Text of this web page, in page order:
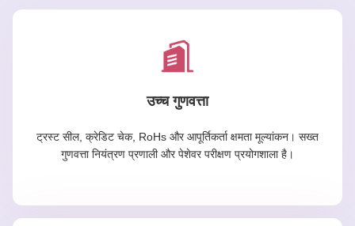
उच्च गुणवत्ता
ट्रस्ट सील, क्रेडिट चेक, RoHs और आपूर्तिकर्ता क्षमता मूल्यांकन। सख्त
गुणवत्ता नियंत्रण प्रणाली और पेशेवर परीक्षण प्रयोगशाला है।